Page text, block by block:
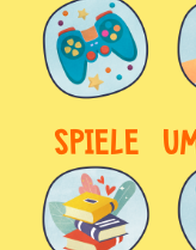
SPIELE